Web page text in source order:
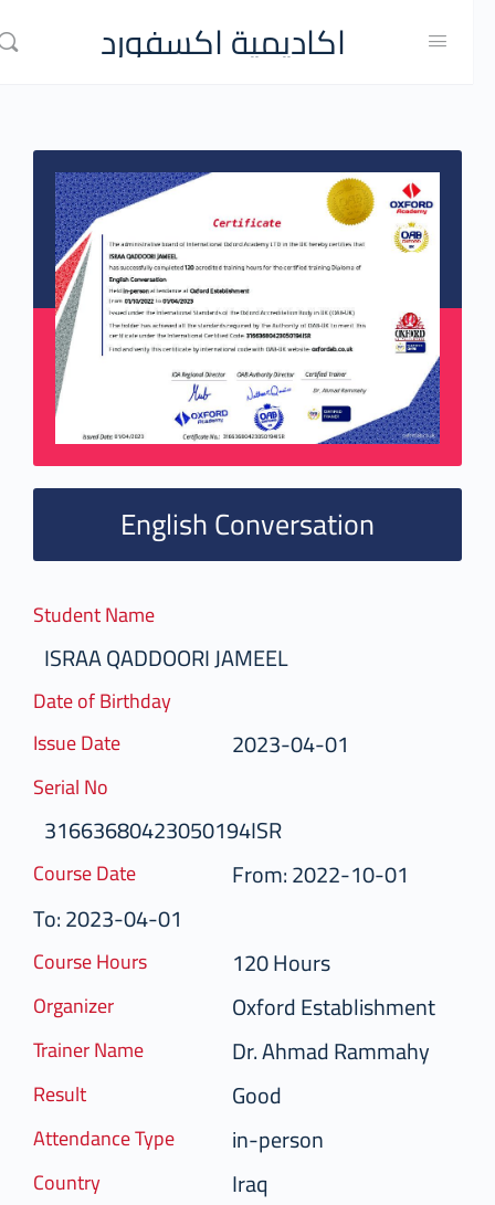
اكاديمية اكسفورد
English Conversation
Student Name
ISRAA QADDOORI JAMEEL
Date of Birthday
Issue Date
2023-04-01
Serial No
31663680423050194ISR
Course Date
From: 2022-10-01
To: 2023-04-01
Course Hours 120 Hours
Organizer Oxford Establishment
Trainer Name Dr. Ahmad Rammahy
Result Good
Attendance Type in-person
Country Iraq